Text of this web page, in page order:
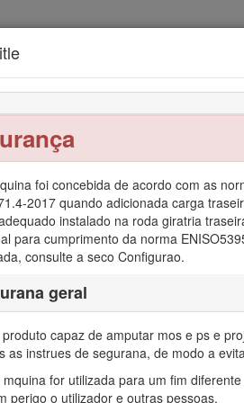
foi concebida de acordo com as
2017 quando adicionada carga
instalado na roda giratria
para cumprimento da norma
consulte a seco Configurao.
geral
produto capaz de amputar mos e ps e
as instrues de segurana, de modo a
mquina for utilizada para um fim
perigo o utilizador e outras pessoas.
do produto Funcionamento
de utilizador e cilindro de lminas
a relva em parques, campos de